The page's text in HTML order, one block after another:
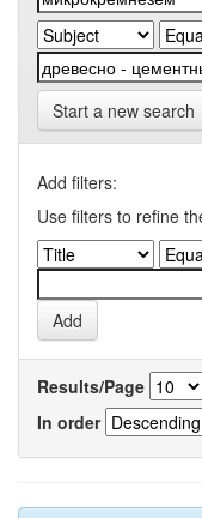
Start a new search
Add filters:
Use filters to refine
Results/Page
In order